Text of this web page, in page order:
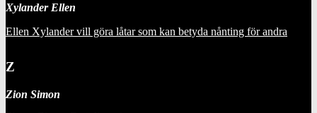
Xylander Ellen
Ellen Xylander vill göra låtar som kan betyda nånting för andra
Z
Zion Simon